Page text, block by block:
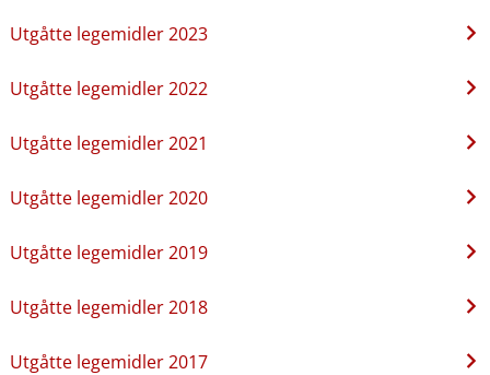
Utgåtte legemidler 2023
Utgåtte legemidler 2022
Utgåtte legemidler 2021
Utgåtte legemidler 2020
Utgåtte legemidler 2019
Utgåtte legemidler 2018
Utgåtte legemidler 2017